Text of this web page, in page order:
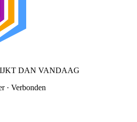
DAN VANDAAG
· Verbonden